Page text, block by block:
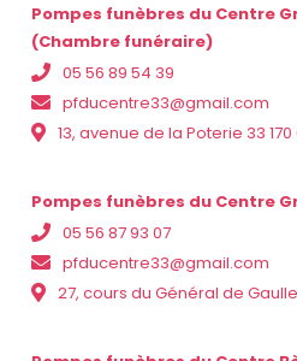
Pompes funèbres du Centre
(Chambre funéraire)
05 56 89 54 39
pfducentre33@gmail.com
13, avenue de la Poterie 33
Pompes funèbres du Centre
05 56 87 93 07
pfducentre33@gmail.com
27, cours du Général de